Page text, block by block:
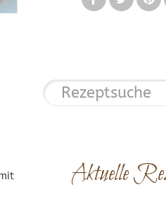
Aktuelle